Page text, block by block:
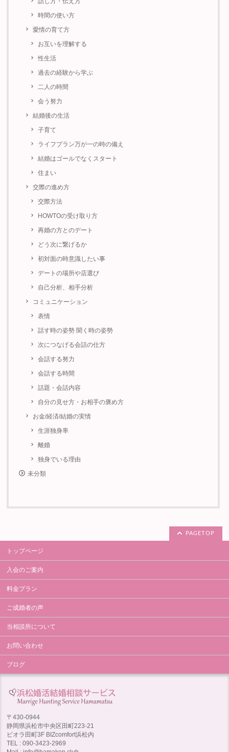
時間の使い方
愛情の育て方
お互いを理解する
性生活
過去の経験から学ぶ
二人の時間
会う努力
結婚後の生活
子育て
ライフプラン万が一の時の備え
結婚はゴールでなくスタート
住まい
交際の進め方
交際方法
HOWTOの受け取り方
再婚の方とのデート
どう次に繋げるか
初対面の時意識したい事
デートの場所や店選び
自己分析、相手分析
コミュニケーション
表情
話す時の姿勢 聞く時の姿勢
次につなげる会話の仕方
会話する努力
会話する時間
話題・会話内容
自分の見せ方・お相手の褒め方
お金/経済/結婚の実情
生涯独身率
離婚
独身でいる理由
未分類
PAGETOP
トップページ
入会のご案内
料金プラン
ご成婚者の声
当相談所について
お問い合わせ
ブログ
〒430-0944
静岡県浜松市中央区田町223-21
ビオラ田町3F BIZcomfort浜松内
TEL : 090-3423-2969